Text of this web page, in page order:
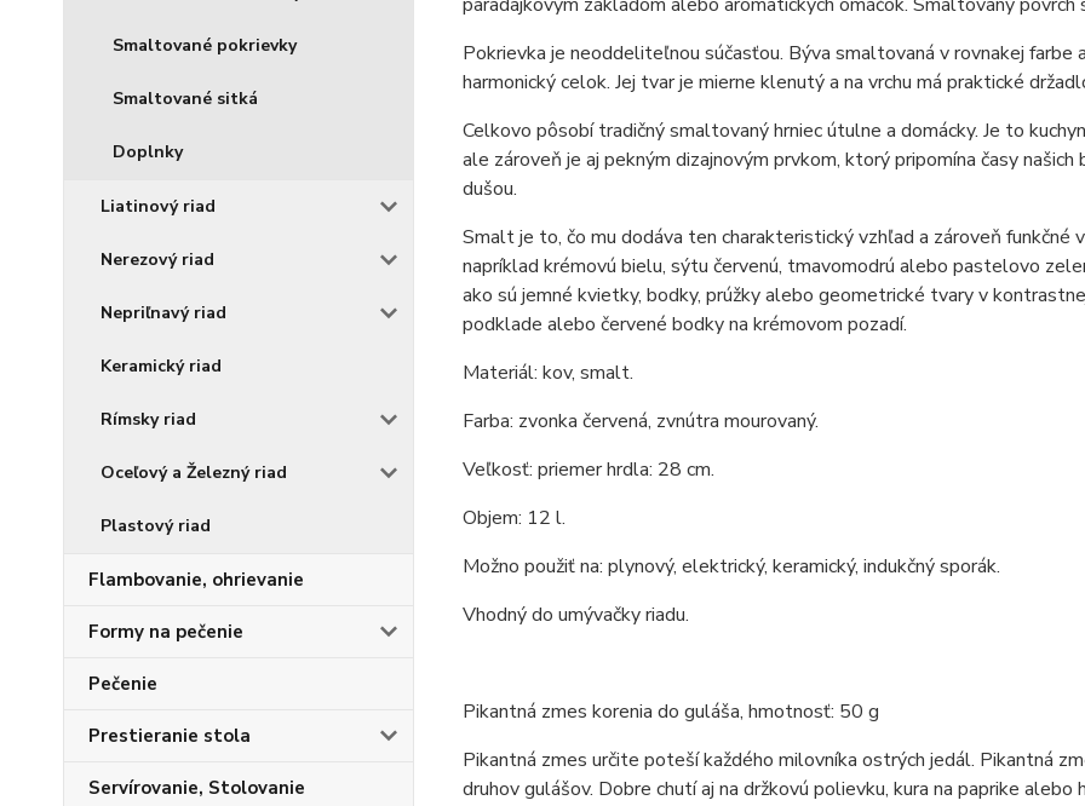
Smaltované pokrievky
Smaltované sitká
Doplnky
Liatinový riad
Nerezový riad
Nepriľnavý riad
Keramický riad
Rímsky riad
Oceľový a Železný riad
Plastový riad
Flambovanie, ohrievanie
Formy na pečenie
Pečenie
Prestieranie stola
Servírovanie, Stolovanie
Pokrievka je neoddeliteľnou súčasťou. Býva smaltovaná v rovnakej farbe
harmonický celok. Jej tvar je mierne klenutý a na vrchu má praktické
Celkovo pôsobí tradičný smaltovaný hrniec útulne a domácky. Je to
ale zároveň je aj pekným dizajnovým prvkom, ktorý pripomína časy
dušou.
Smalt je to, čo mu dodáva ten charakteristický vzhľad a zároveň
napríklad krémovú bielu, sýtu červenú, tmavomodrú alebo pastelovo
ako sú jemné kvietky, bodky, prúžky alebo geometrické tvary v
podklade alebo červené bodky na krémovom pozadí.
Materiál: kov, smalt.
Farba: zvonka červená, zvnútra mourovaný.
Veľkosť: priemer hrdla: 28 cm.
Objem: 12 l.
Možno použiť na: plynový, elektrický, keramický, indukčný sporák.
Vhodný do umývačky riadu.
Pikantná zmes korenia do guláša, hmotnosť: 50 g
Pikantná zmes určite poteší každého milovníka ostrých jedál. Pikantná
druhov gulášov. Dobre chutí aj na držkovú polievku, kura na paprike alebo